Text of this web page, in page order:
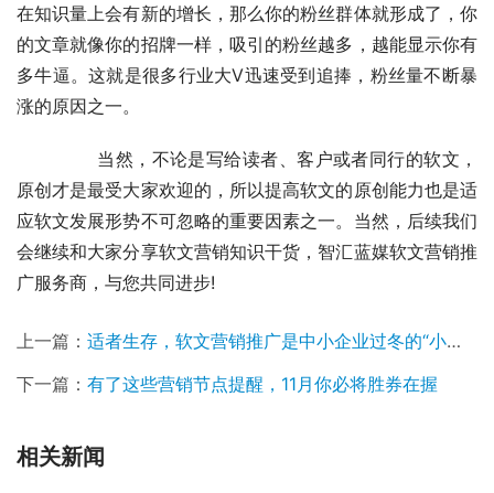
在知识量上会有新的增长，那么你的粉丝群体就形成了，你
的文章就像你的招牌一样，吸引的粉丝越多，越能显示你有
多牛逼。这就是很多行业大V迅速受到追捧，粉丝量不断暴
涨的原因之一。
原创才是最受大家欢迎的，所以提高软文的原创能力也是适
应软文发展形势不可忽略的重要因素之一。当然，后续我们
会继续和大家分享软文营销知识干货，智汇蓝媒软文营销推
广服务商，与您共同进步!
上一篇： 适者生存，软文营销推广是中小企业过冬的“小棉袄”
下一篇： 有了这些营销节点提醒，11月你必将胜券在握
相关新闻